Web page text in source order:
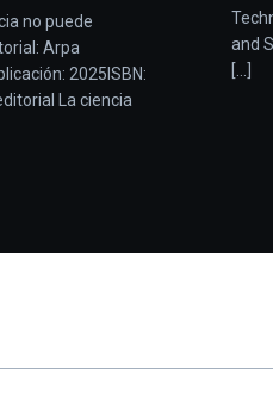
no puede
Arpa
2025ISBN:
La ciencia
and
[...]